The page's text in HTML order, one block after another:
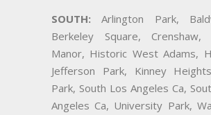
SOUTH: Arlington Park,
Berkeley Square, Crenshaw,
Manor, Historic West Adams,
Jefferson Park, Kinney
Park, South Los Angeles Ca,
Angeles Ca, University Park,